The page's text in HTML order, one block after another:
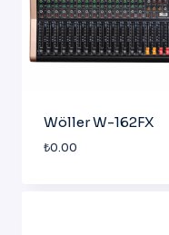
Wöller W-162FX
₺0.00